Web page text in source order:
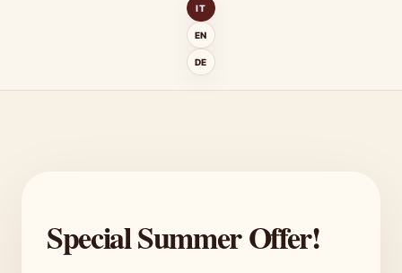
IT
EN
DE
Special Summer Offer!